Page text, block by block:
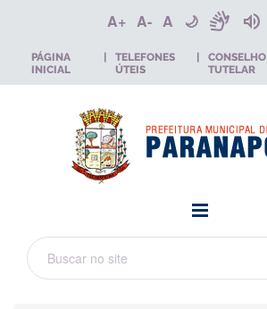
A+ A- A 🌙 sign_language volume_up
PÁGINA
INICIAL
TELEFONES
ÚTEIS
CONSELHO
TUTELAR